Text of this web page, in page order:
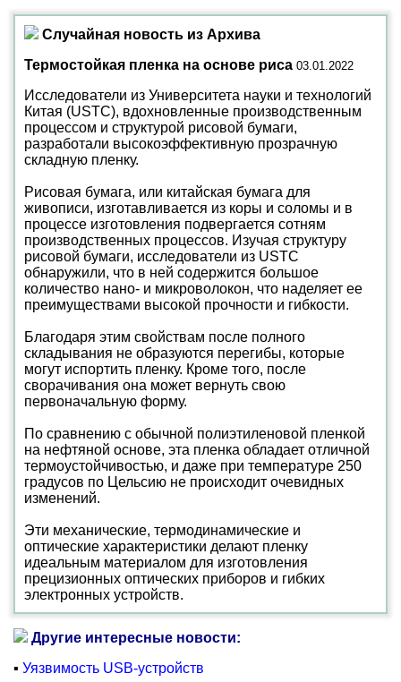
Случайная новость из Архива
Термостойкая пленка на основе риса 03.01.2022
Исследователи из Университета науки и технологий
Китая (USTC), вдохновленные производственным
процессом и структурой рисовой бумаги,
разработали высокоэффективную прозрачную
складную пленку.
Рисовая бумага, или китайская бумага для
живописи, изготавливается из коры и соломы и в
процессе изготовления подвергается сотням
производственных процессов. Изучая структуру
рисовой бумаги, исследователи из USTC
обнаружили, что в ней содержится большое
количество нано- и микроволокон, что наделяет ее
преимуществами высокой прочности и гибкости.
Благодаря этим свойствам после полного
складывания не образуются перегибы, которые
могут испортить пленку. Кроме того, после
сворачивания она может вернуть свою
первоначальную форму.
По сравнению с обычной полиэтиленовой пленкой
на нефтяной основе, эта пленка обладает отличной
термоустойчивостью, и даже при температуре 250
градусов по Цельсию не происходит очевидных
изменений.
Эти механические, термодинамические и
оптические характеристики делают пленку
идеальным материалом для изготовления
прецизионных оптических приборов и гибких
электронных устройств.
Другие интересные новости:
▪ Уязвимость USB-устройств